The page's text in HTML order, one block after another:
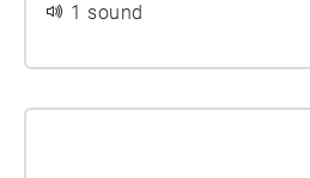
1 sound